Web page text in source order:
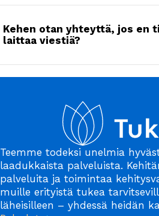
Kehen otan yhteyttä, jos en
laittaa viestiä?
Teemme todeksi unelmia
laadukkaista palveluista.
palveluita ja toimintaa
muille erityistä tukea
läheisilleen – yhdessä heidän